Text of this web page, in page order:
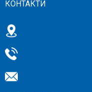
КОНТАКТИ